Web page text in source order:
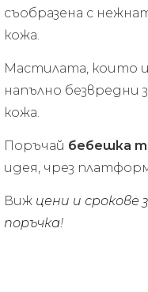
съобразена с
кожа.
Мастилата, които
напълно безвредни
кожа.
Поръчай бебешка
идея, чрез
Виж цени и срокове
поръчка!